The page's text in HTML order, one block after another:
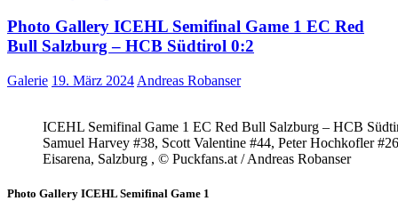
Photo Gallery ICEHL Semifinal Game 1 EC Red
Bull Salzburg – HCB Südtirol 0:2
Galerie 19. März 2024 Andreas Robanser
ICEHL Semifinal Game 1 EC Red Bull Salzburg – HCB
Samuel Harvey #38, Scott Valentine #44, Peter Hochkofler #26
Eisarena, Salzburg , © Puckfans.at / Andreas Robanser
Photo Gallery ICEHL Semifinal Game 1